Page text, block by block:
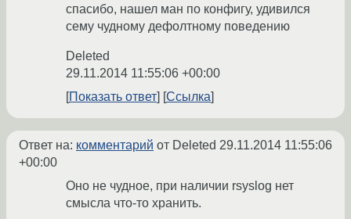
спасибо, нашел ман по конфигу, удивился
сему чудному дефолтному поведению
Deleted
29.11.2014 11:55:06 +00:00
Показать ответ
Ссылка
Ответ на: комментарий от Deleted 29.11.2014 11:55:06
+00:00
Оно не чудное, при наличии rsyslog нет
смысла что-то хранить.